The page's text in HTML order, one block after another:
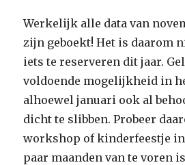
Werkelijk alle data van
zijn geboekt! Het is daarom
iets te reserveren dit jaar.
voldoende mogelijkheid in
alhoewel januari ook al
dicht te slibben. Probeer
workshop of kinderfeestje in
paar maanden van te voren